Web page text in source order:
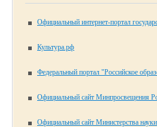
Официальный интернет-портал
Культура.рф
Федеральный портал "Российское
Официальный сайт Минпросвещения
Официальный сайт Министерства